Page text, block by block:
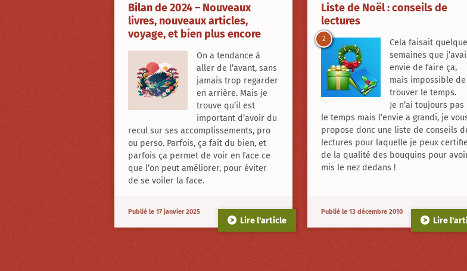
Articles
propos
Nouveaux
nouveaux
voyage,
bien
Bilan de 2024 – Nouveaux
livres, nouveaux articles,
voyage, et bien plus encore
On a tendance à
aller de l’avant, sans
jamais trop regarder
en arrière. Mais je
trouve qu’il est
important d’avoir du
recul sur ses accomplissements, pro
ou perso. Parfois, ça fait du bien, et
parfois ça permet de voir en face ce
que l’on peut améliorer, pour éviter
de se voiler la face.
Publié le 17 janvier 2025
Lire l'article
Liste de Noël : conseils de
lectures
2
Cela faisait
semaines que
envie de faire ça,
mais impossible de
trouver le temps.
Je n’ai toujours pas
le temps mais l’envie a grandi, je
propose donc une liste de conseils
lectures pour laquelle je peux
de la qualité des bouquins pour
mis le nez dedans !
Publié le 13 décembre 2010
Lire